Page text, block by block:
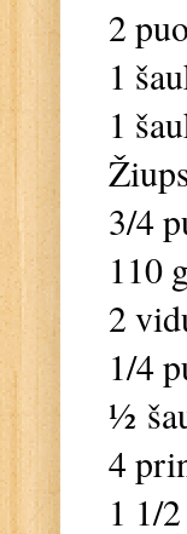
2
1
1
3/4
110
2
1/4
½
4
1 1/